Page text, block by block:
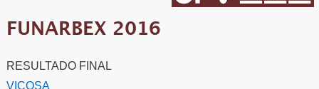
FUNARBEX 2016
RESULTADO FINAL
VIÇOSA